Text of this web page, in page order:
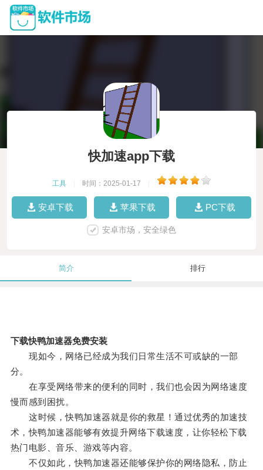
快加速app下载
工具 时间：2025-01-17
安卓下载 苹果下载 PC下载
安卓市场，安全绿色
简介 排行
下载快鸭加速器免费安装
现如今，网络已经成为我们日常生活不可或缺的一部
分。
在享受网络带来的便利的同时，我们也会因为网络速度
慢而感到困扰。
这时候，快鸭加速器就是你的救星！通过优秀的加速技
术，快鸭加速器能够有效提升网络下载速度，让你轻松下载
热门电影、音乐、游戏等内容。
不仅如此，快鸭加速器还能够保护你的网络隐私，防止